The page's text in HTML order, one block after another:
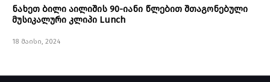
ნახეთ ბილი აილიშის 90-იანი წლებით შთაგონებული
მუსიკალური კლიპი Lunch
18 მაისი, 2024